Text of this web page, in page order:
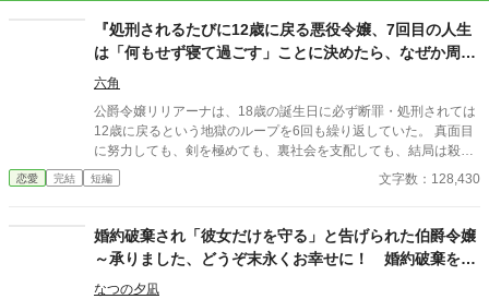
『処刑されるたびに12歳に戻る悪役令嬢、7回目の人生
は「何もせず寝て過ごす」ことに決めたら、なぜか周囲
が勝手に勘違いして聖女扱いされています
六角
公爵令嬢リリアーナは、18歳の誕生日に必ず断罪・処刑されては
12歳に戻るという地獄のループを6回も繰り返していた。 真面目
に努力しても、剣を極めても、裏社会を支配しても、結局は殺さ
れる運命。 心折れた彼女は、7回目の人生でついに決意する。
「もう頑張らない。どうせ死ぬなら、今回はひたすら寝て過ごそ
『王者の覇気』と恐れられ、寝ぼけて放った魔法は『神の奇跡』
と崇められ、枕への異常なこだわりは『深遠なる儀式』と誤解さ
れてしまう。 気がつけば、ストーカー気味のヤンデレ王子、パン
屋の元ヒロイン、狂犬の如きライバル令嬢、元部下の暗殺者、そ
恋愛 完結 短編 文字数：128,430
婚約破棄され「彼女だけを守る」と告げられた伯爵令嬢
～承りました、どうぞ末永くお幸せに！ 婚約破棄を止
める？ いえ、お断りいたします！
なつの夕凪